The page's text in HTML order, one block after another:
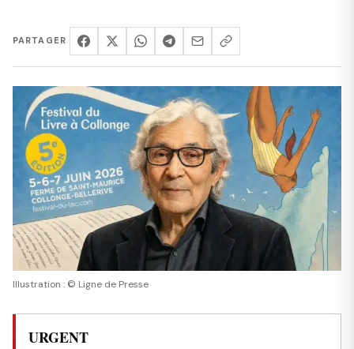
PARTAGER
Illustration : © Ligne de Presse
URGENT